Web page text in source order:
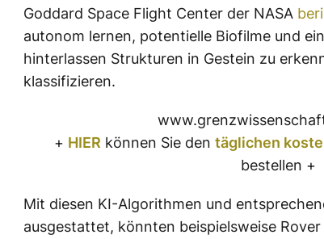
Goddard Space Flight Center der NASA
autonom lernen, potentielle Biofilme und
hinterlassen Strukturen in Gestein zu
klassifizieren.
+ HIER können Sie den täglichen
bestellen +
Mit diesen KI-Algorithmen und
ausgestattet, könnten beispielsweise